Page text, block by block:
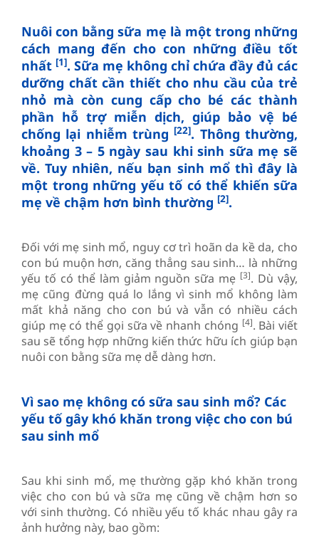
Nuôi con bằng sữa mẹ là một trong những
cách mang đến cho con những điều tốt
nhất [1]. Sữa mẹ không chỉ chứa đầy đủ các
dưỡng chất cần thiết cho nhu cầu của trẻ
nhỏ mà còn cung cấp cho bé các thành
phần hỗ trợ miễn dịch, giúp bảo vệ bé
chống lại nhiễm trùng [22]. Thông thường,
khoảng 3 – 5 ngày sau khi sinh sữa mẹ sẽ
về. Tuy nhiên, nếu bạn sinh mổ thì đây là
một trong những yếu tố có thể khiến sữa
mẹ về chậm hơn bình thường [2].
Đối với mẹ sinh mổ, nguy cơ trì hoãn da kề da, cho
con bú muộn hơn, căng thẳng sau sinh… là những
yếu tố có thể làm giảm nguồn sữa mẹ [3]. Dù vậy,
mẹ cũng đừng quá lo lắng vì sinh mổ không làm
mất khả năng cho con bú và vẫn có nhiều cách
giúp mẹ có thể gọi sữa về nhanh chóng [4]. Bài viết
sau sẽ tổng hợp những kiến thức hữu ích giúp bạn
nuôi con bằng sữa mẹ dễ dàng hơn.
Vì sao mẹ không có sữa sau sinh mổ? Các
yếu tố gây khó khăn trong việc cho con bú
sau sinh mổ
Sau khi sinh mổ, mẹ thường gặp khó khăn trong
việc cho con bú và sữa mẹ cũng về chậm hơn so
với sinh thường. Có nhiều yếu tố khác nhau gây ra
ảnh hưởng này, bao gồm: